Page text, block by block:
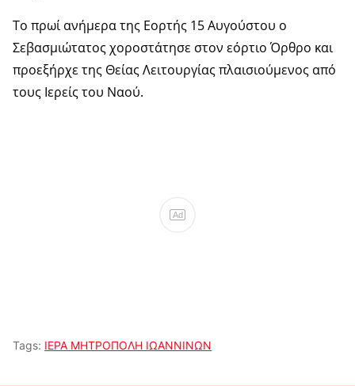
Το πρωί ανήμερα της Εορτής 15 Αυγούστου ο
Σεβασμιώτατος χοροστάτησε στον εόρτιο Όρθρο και
προεξήρχε της Θείας Λειτουργίας πλαισιούμενος από
τους Ιερείς του Ναού.
Ad
Tags: ΙΕΡΑ ΜΗΤΡΟΠΟΛΗ ΙΩΑΝΝΙΝΩΝ